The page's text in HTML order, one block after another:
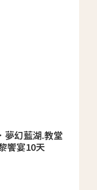
夢幻藍湖.教堂
饗宴10天